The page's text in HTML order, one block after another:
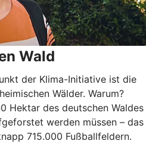
Wald
der Klima-Initiative ist die
Wälder. Warum?
Hektar des deutschen Waldes
werden müssen – das
715.000 Fußballfeldern.